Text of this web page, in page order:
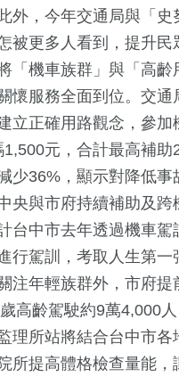
外，今年交通局與「
被更多人看到，提升民
「機車族群」與「高齡
懷服務全面到位。交
立正確用路觀念，參
元，合計最高補
少36%，顯示對降低事
央與市府持續補助及
台中市去年透過機車
行駕訓，考取人生第一
注年輕族群外，市府
高齡駕駛約9萬4,000
理所站將結合台中市
所提高體格檢查量能
76 +
旅遊
34+
農業